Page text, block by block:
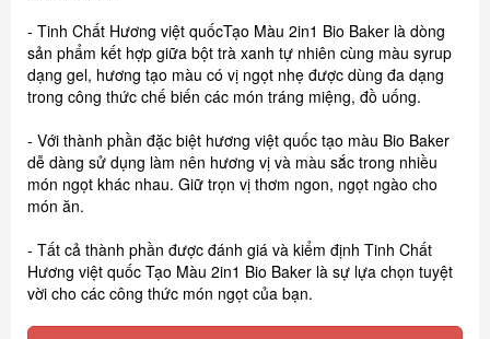
- Tinh Chất Hương việt quốcTạo Màu 2in1 Bio Baker là dòng
sản phẩm kết hợp giữa bột trà xanh tự nhiên cùng màu syrup
dạng gel, hương tạo màu có vị ngọt nhẹ được dùng đa dạng
trong công thức chế biến các món tráng miệng, đồ uống.
- Với thành phần đặc biệt hương việt quốc tạo màu Bio Baker
dễ dàng sử dụng làm nên hương vị và màu sắc trong nhiều
món ngọt khác nhau. Giữ trọn vị thơm ngon, ngọt ngào cho
món ăn.
- Tất cả thành phần được đánh giá và kiểm định Tinh Chất
Hương việt quốc Tạo Màu 2in1 Bio Baker là sự lựa chọn tuyệt
vời cho các công thức món ngọt của bạn.